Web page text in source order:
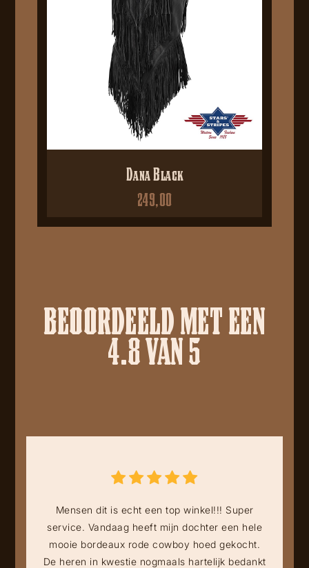
Dana Black
249,00
BEOORDEELD MET EEN
4.8 VAN 5
Mensen dit is echt een top winkel!!! Super
service. Vandaag heeft mijn dochter een hele
mooie bordeaux rode cowboy hoed gekocht.
De heren in kwestie nogmaals hartelijk bedankt